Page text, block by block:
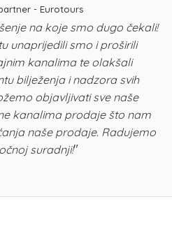
- Eurotours
na koje smo dugo čekali!
unaprijedili smo i proširili
kanalima te olakšali
bilježenja i nadzora svih
objavljivati sve naše
kanalima prodaje što nam
naše prodaje. Radujemo
suradnji!"